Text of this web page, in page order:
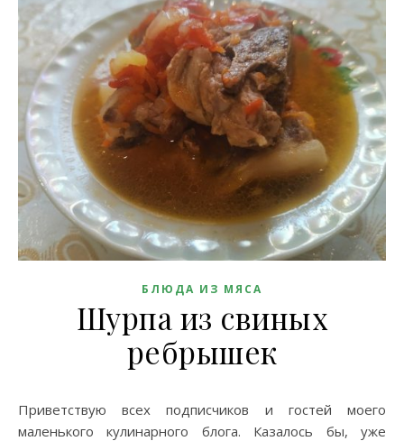
БЛЮДА ИЗ МЯСА
Шурпа из свиных
ребрышек
Приветствую всех подписчиков и гостей моего
маленького кулинарного блога. Казалось бы, уже